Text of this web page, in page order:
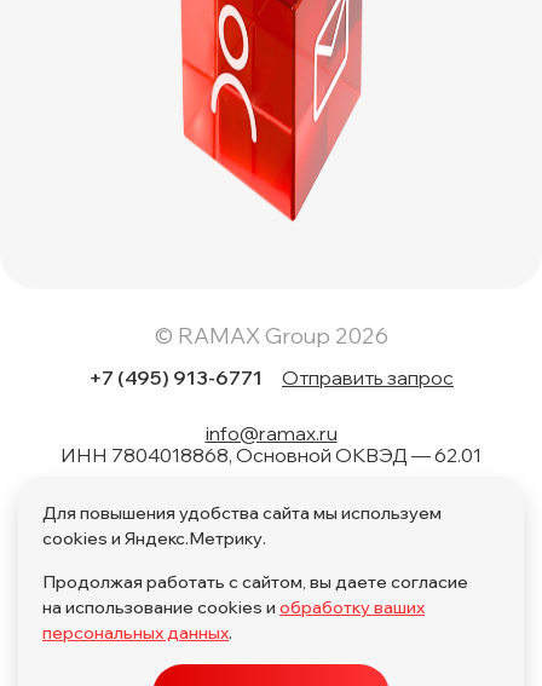
© RAMAX Group 2026
+7 (495) 913-6771 Отправить запрос
info@ramax.ru
ИНН 7804018868, Основной ОКВЭД — 62.01
1.02, 1.04, 1.05, 1.06, 1.08, 2.01, 3.01, 4.01, 11.01, 17.01, 27.01,
28.01
Для повышения удобства сайта мы используем
cookies и Яндекс.Метрику.
Продолжая работать с сайтом, вы даете согласие
на использование cookies и обработку ваших
персональных данных.